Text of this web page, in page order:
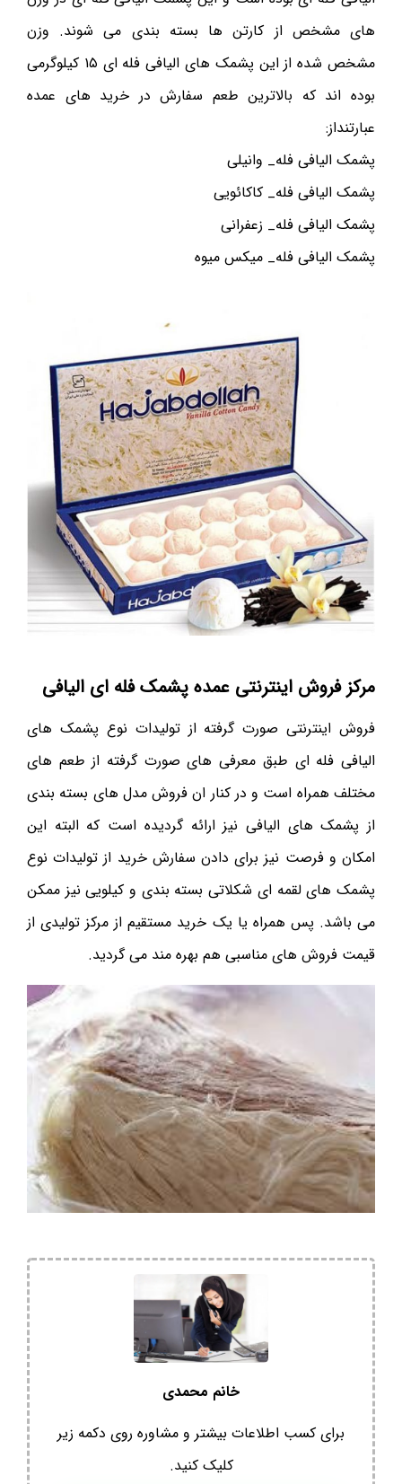
های مشخص از کارتن ها بسته بندی می شوند. وزن
مشخص شده از این پشمک های الیافی فله ای ۱۵ کیلوگرمی
بوده اند که بالاترین طعم سفارش در خرید های عمده
عبارتنداز:
پشمک الیافی فله_ وانیلی
پشمک الیافی فله_ کاکائویی
پشمک الیافی فله_ زعفرانی
پشمک الیافی فله_ میکس میوه
مرکز فروش اینترنتی عمده پشمک فله ای الیافی
فروش اینترنتی صورت گرفته از تولیدات نوع پشمک های
الیافی فله ای طبق معرفی های صورت گرفته از طعم های
مختلف همراه است و در کنار ان فروش مدل های بسته بندی
از پشمک های الیافی نیز ارائه گردیده است که البته این
امکان و فرصت نیز برای دادن سفارش خرید از تولیدات نوع
پشمک های لقمه ای شکلاتی بسته بندی و کیلویی نیز ممکن
می باشد. پس همراه یا یک خرید مستقیم از مرکز تولیدی از
قیمت فروش های مناسبی هم بهره مند می گردید.
خانم محمدی
برای کسب اطلاعات بیشتر و مشاوره روی دکمه زیر
کلیک کنید.